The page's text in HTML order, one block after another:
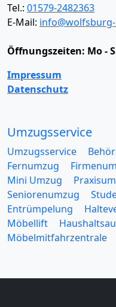
Tel.: 01579-2482363
E-Mail:
Öffnungszeiten: Mo -
Impressum
Datenschutz
Umzugsservice
Umzugsservice
Fernumzug
Mini Umzug
Seniorenumzug
Entrümpelung
Möbellift
Möbelmitfahrzentrale